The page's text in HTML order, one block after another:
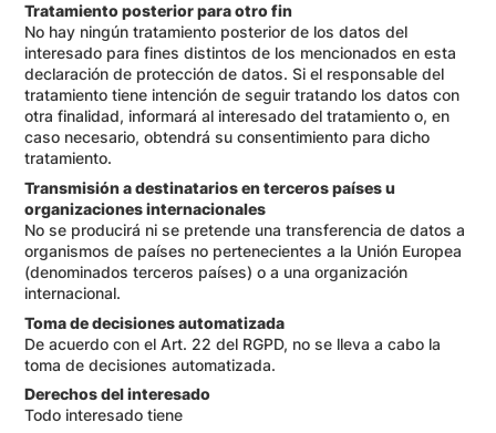
Tratamiento posterior para otro fin
No hay ningún tratamiento posterior de los datos del
interesado para fines distintos de los mencionados en esta
declaración de protección de datos. Si el responsable del
tratamiento tiene intención de seguir tratando los datos con
otra finalidad, informará al interesado del tratamiento o, en
caso necesario, obtendrá su consentimiento para dicho
tratamiento.
Transmisión a destinatarios en terceros países u
organizaciones internacionales
No se producirá ni se pretende una transferencia de datos a
organismos de países no pertenecientes a la Unión Europea
(denominados terceros países) o a una organización
internacional.
Toma de decisiones automatizada
De acuerdo con el Art. 22 del RGPD, no se lleva a cabo la
toma de decisiones automatizada.
Derechos del interesado
Todo interesado tiene